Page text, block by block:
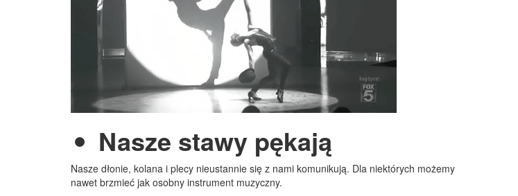
Nasze stawy pękają
Nasze dłonie, kolana i plecy nieustannie się z nami komunikują. Dla niektórych możemy
nawet brzmieć jak osobny instrument muzyczny.